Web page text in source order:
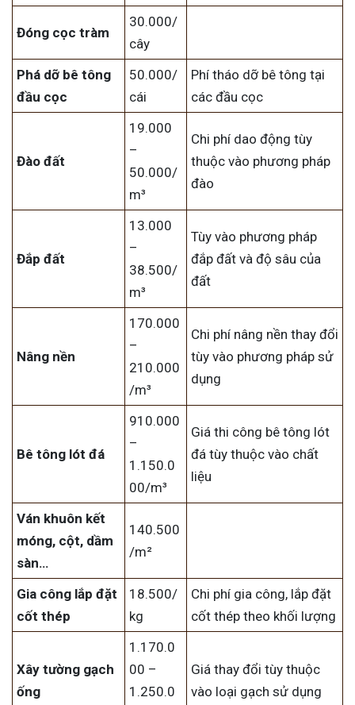
Đóng cọc tràm
30.000/
cây
Phá dỡ bê tông
đầu cọc
50.000/
cái
Phí tháo dỡ bê tông tại
các đầu cọc
Đào đất
19.000
–
50.000/
m³
Chi phí dao động tùy
thuộc vào phương pháp
đào
Đắp đất
13.000
–
38.500/
m³
Tùy vào phương pháp
đắp đất và độ sâu của
đất
Nâng nền
170.000
–
210.000
/m³
Chi phí nâng nền thay đổi
tùy vào phương pháp sử
dụng
Bê tông lót đá
910.000
–
1.150.0
00/m³
Giá thi công bê tông lót
đá tùy thuộc vào chất
liệu
Ván khuôn kết
móng, cột, dầm
sàn…
140.500
/m²
Gia công lắp đặt
cốt thép
18.500/
kg
Chi phí gia công, lắp đặt
cốt thép theo khối lượng
Xây tường gạch
ống
1.170.0
00 –
1.250.0
Giá thay đổi tùy thuộc
vào loại gạch sử dụng